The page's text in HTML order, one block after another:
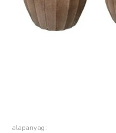
alapanyag